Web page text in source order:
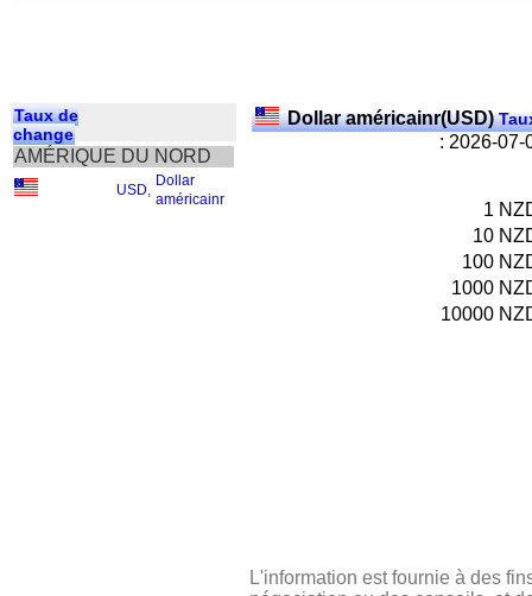
Taux de
change
AMÉRIQUE DU NORD
USD
Dollar
américainr
Dollar américainr(USD)
: 2026-07-
1
10
100
1000
10000
L'information est fournie à des